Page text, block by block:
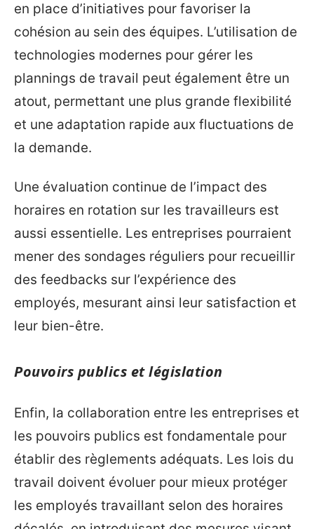
en place d’initiatives pour favoriser la
cohésion au sein des équipes. L’utilisation de
technologies modernes pour gérer les
plannings de travail peut également être un
atout, permettant une plus grande flexibilité
et une adaptation rapide aux fluctuations de
la demande.
Une évaluation continue de l’impact des
horaires en rotation sur les travailleurs est
aussi essentielle. Les entreprises pourraient
mener des sondages réguliers pour recueillir
des feedbacks sur l’expérience des
employés, mesurant ainsi leur satisfaction et
leur bien-être.
Pouvoirs publics et législation
Enfin, la collaboration entre les entreprises et
les pouvoirs publics est fondamentale pour
établir des règlements adéquats. Les lois du
travail doivent évoluer pour mieux protéger
les employés travaillant selon des horaires